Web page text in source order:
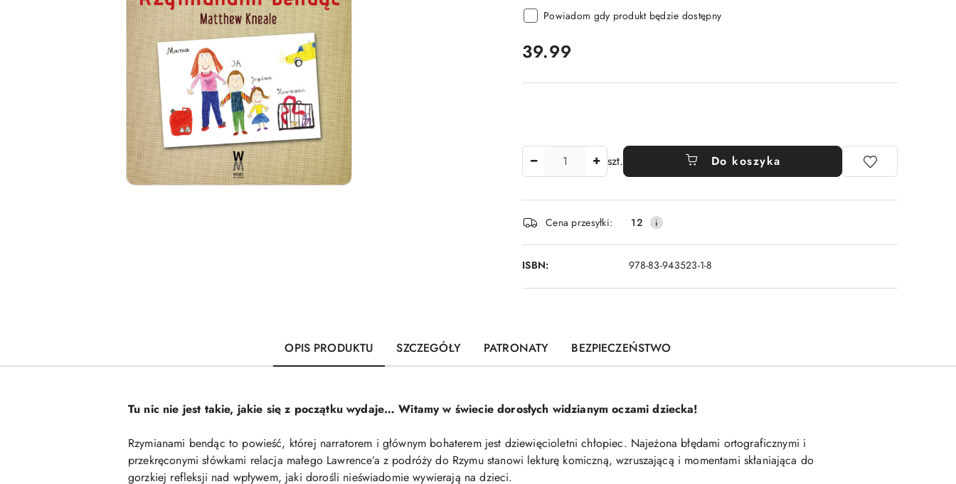
Powiadom gdy produkt będzie dostępny
cena:
39.99
szt. Do koszyka
Dostępność
i
dostawa
Cena przesyłki: 12
ISBN: 978-83-943523-1-8
OPIS PRODUKTU SZCZEGÓŁY PATRONATY BEZPIECZEŃSTWO
Tu nic nie jest takie, jakie się z początku wydaje… Witamy w świecie dorosłych widzianym oczami dziecka!
Rzymianami bendąc to powieść, której narratorem i głównym bohaterem jest dziewięcioletni chłopiec. Najeżona błędami ortograficznymi i
przekręconymi słówkami relacja małego Lawrence’a z podróży do Rzymu stanowi lekturę komiczną, wzruszającą i momentami skłaniająca do
gorzkiej refleksji nad wpływem, jaki dorośli nieświadomie wywierają na dzieci.